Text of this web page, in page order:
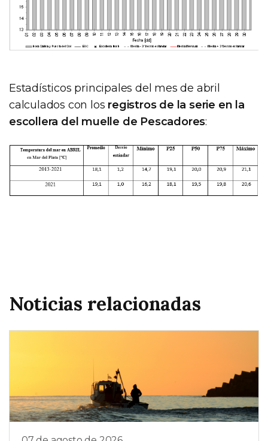
Estadísticos principales del mes de abril
calculados con los registros de la serie en la
escollera del muelle de Pescadores:
Noticias relacionadas